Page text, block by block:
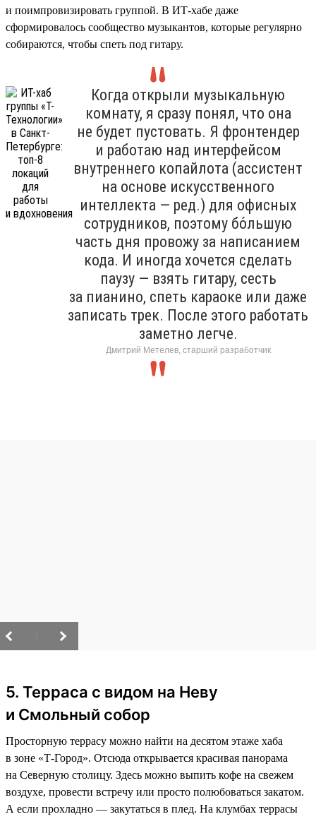
и поимпровизировать группой. В ИТ-хабе даже
сформировалось сообщество музыкантов, которые регулярно
собираются, чтобы спеть под гитару.
Когда открыли музыкальную
комнату, я сразу понял, что она
не будет пустовать. Я фронтендер
и работаю над интерфейсом
внутреннего копайлота (ассистент
на основе искусственного
интеллекта — ред.) для офисных
сотрудников, поэтому бо́льшую
часть дня провожу за написанием
кода. И иногда хочется сделать
паузу — взять гитару, сесть
за пианино, спеть караоке или даже
записать трек. После этого работать
заметно легче.
Дмитрий Метелев, старший разработчик
5. Терраса с видом на Неву
и Смольный собор
Просторную террасу можно найти на десятом этаже хаба
в зоне «Т-Город». Отсюда открывается красивая панорама
на Северную столицу. Здесь можно выпить кофе на свежем
воздухе, провести встречу или просто полюбоваться закатом.
А если прохладно — закутаться в плед. На клумбах террасы